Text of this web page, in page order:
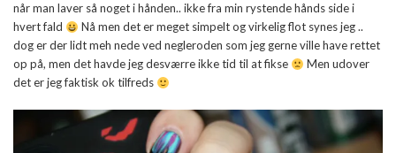
når man laver så noget i hånden.. ikke fra min rystende hånds side i
hvert fald
Nå men det er meget simpelt og virkelig flot synes jeg ..
dog er der lidt meh nede ved negleroden som jeg gerne ville have rettet
op på, men det havde jeg desværre ikke tid til at fikse
Men udover
det er jeg faktisk ok tilfreds